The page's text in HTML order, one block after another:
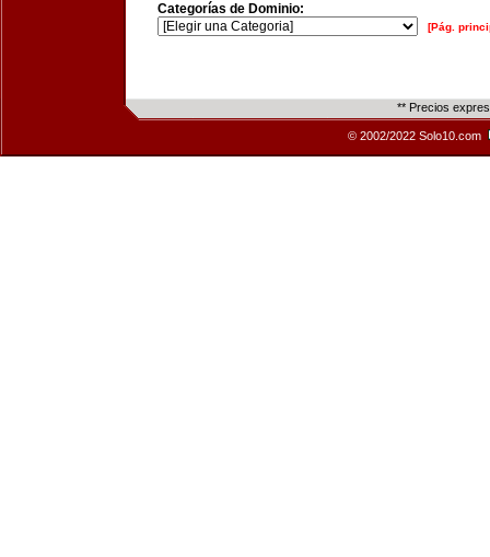
Categorías de Dominio:
[Pág.
** Precios
© 2002/2022 Solo10.com